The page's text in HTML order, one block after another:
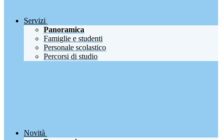
Servizi
Panoramica
Famiglie e studenti
Personale scolastico
Percorsi di studio
Novità